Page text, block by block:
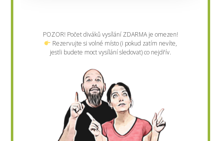
POZOR! Počet diváků vysílání ZDARMA je omezen!
Rezervujte si volné místo (i pokud zatím nevíte,
jestli budete moct vysílání sledovat) co nejdřív.